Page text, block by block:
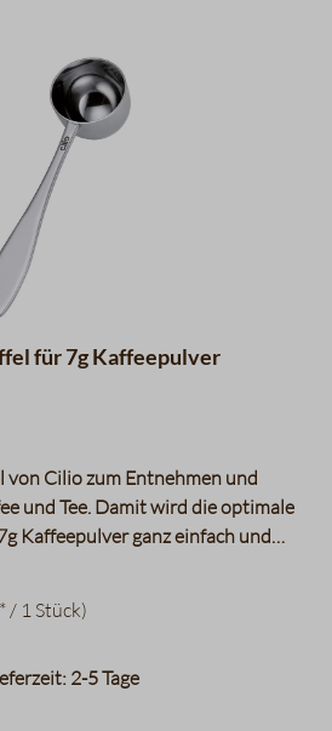
für 7g Kaffeepulver
von Cilio zum Entnehmen und
und Tee. Damit wird die optimale
Kaffeepulver ganz einfach und
Kaffeegenuss.
/ 1 Stück)
2-5 Tage